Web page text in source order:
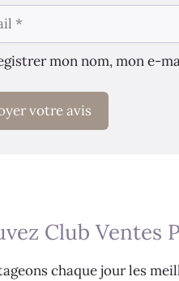
mon nom, mon e-
Club Ventes
chaque jour les